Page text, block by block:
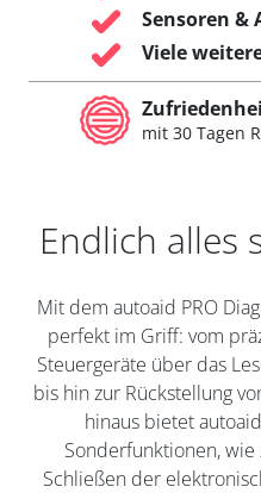
Sensoren &
Viele
mit 30 Tagen
Endlich alles
Mit dem autoaid PRO
perfekt im Griff: vom
Steuergeräte über das
bis hin zur Rückstellung
hinaus bietet
Sonderfunktionen,
Schließen der